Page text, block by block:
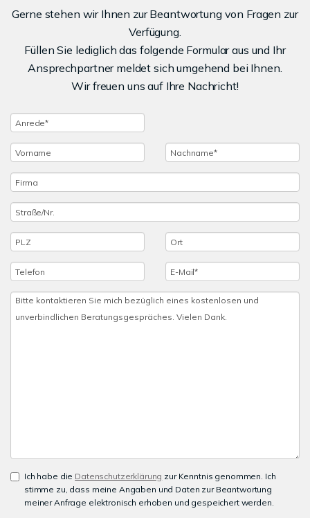
Gerne stehen wir Ihnen zur Beantwortung von Fragen zur
Verfügung.
Füllen Sie lediglich das folgende Formular aus und Ihr
Ansprechpartner meldet sich umgehend bei Ihnen.
Wir freuen uns auf Ihre Nachricht!
Ich habe die Datenschutzerklärung zur Kenntnis genommen. Ich
stimme zu, dass meine Angaben und Daten zur Beantwortung
meiner Anfrage elektronisch erhoben und gespeichert werden.